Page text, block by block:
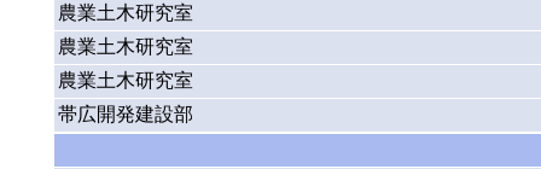
農業土木研究室
農業土木研究室
農業土木研究室
帯広開発建設部